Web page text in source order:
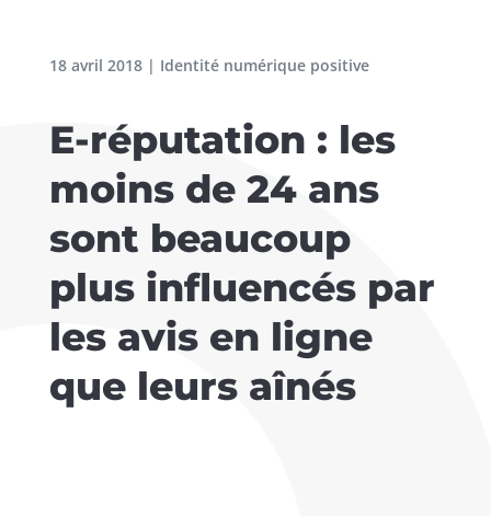
18 avril 2018| Identité numérique positive
E-réputation : les
moins de 24 ans
sont beaucoup
plus influencés par
les avis en ligne
que leurs aînés